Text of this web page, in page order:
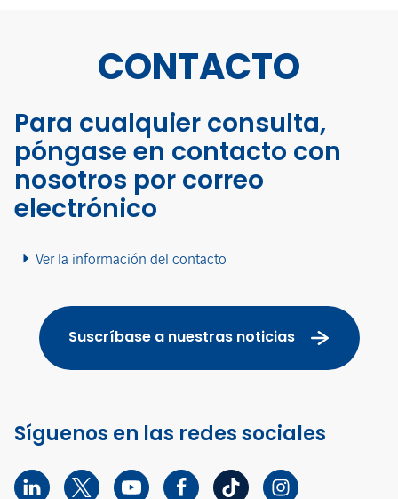
CONTACTO
Para cualquier consulta,
póngase en contacto con
nosotros por correo
electrónico
Ver la información del contacto
Suscríbase a nuestras noticias
Síguenos en las redes sociales